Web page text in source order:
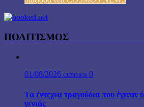
ΠΟΛΙΤΙΣΜΟΣ
01/08/2026 cosmos 0
Τα έντεχνα τραγούδια που έγιναν
γενιάς